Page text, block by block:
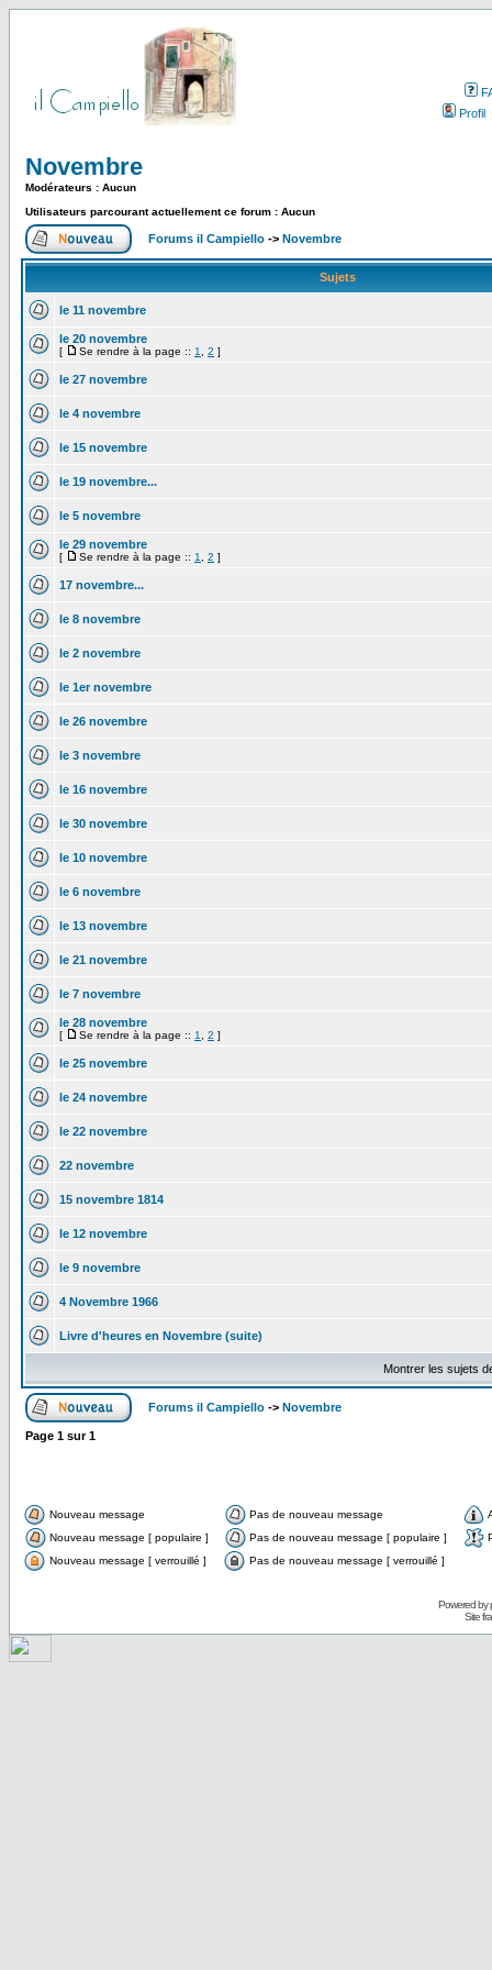
Profil
Novembre
Modérateurs : Aucun
Utilisateurs parcourant actuellement ce forum : Aucun
Forums il Campiello -> Novembre
Sujets
le 11 novembre
le 20 novembre
[ Se rendre à la page :: 1 2 ]
le 27 novembre
le 4 novembre
le 15 novembre
le 19 novembre...
le 5 novembre
le 29 novembre
[ Se rendre à la page :: 1 2 ]
17 novembre...
le 8 novembre
le 2 novembre
le 1er novembre
le 26 novembre
le 3 novembre
le 16 novembre
le 30 novembre
le 10 novembre
le 6 novembre
le 13 novembre
le 21 novembre
le 7 novembre
le 28 novembre
[ Se rendre à la page :: 1 2 ]
le 25 novembre
le 24 novembre
le 22 novembre
22 novembre
15 novembre 1814
le 12 novembre
le 9 novembre
4 Novembre 1966
Livre d'heures en Novembre (suite)
Montrer les sujets
Forums il Campiello -> Novembre
Page 1 sur1
Nouveau message Pas de nouveau message
Nouveau message [ populaire ]
Pas de nouveau message [ populaire ]
Nouveau message [ verrouillé ]
Pas de nouveau message [ verrouillé ]
Powered by
Site